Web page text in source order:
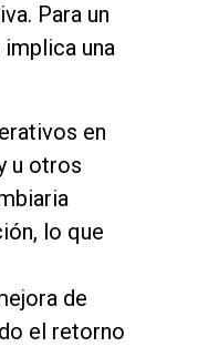
Para un
una
en
u otros
lo que
de
el retorno